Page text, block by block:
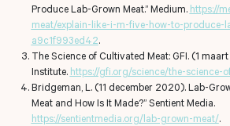
Produce Lab-Grown Meat.”Medium. https://
meat/explain-like-i-m-five-how-to-produce-
a9c1f993ed42.
The Science of Cultivated Meat: GFI. (1
Institute. https://gfi.org/science/the-science-
Bridgeman, L. (11 december 2020). Lab-
Meat and How Is It Made?”Sentient Media.
https://sentientmedia.org/lab-grown-meat/.